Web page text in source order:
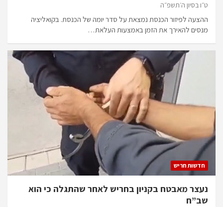
ט״ו בסיון ה׳תשפ״ה
ההצעה לפיזור הכנסת נמצאת על סדר יומה של הכנסת. בקואליציה
מנסים להאירך את הזמן באמצעות העלאת…
חדשות חריש
נעצר מאבטח בקניון בחריש לאחר שהתגלה כי הוא
שב”ח